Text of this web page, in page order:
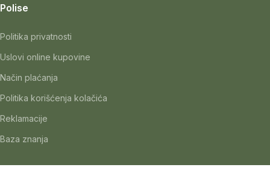
Polise
Politika privatnosti
Uslovi online kupovine
Način plaćanja
Politika korišćenja kolačića
Reklamacije
Baza znanja